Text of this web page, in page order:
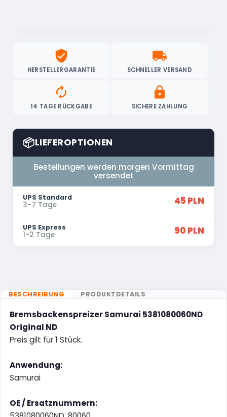
verified_user
HERSTELLERGARANTIE
local_shipping
SCHNELLER VERSAND
autorenew
14 TAGE RÜCKGABE
lock
SICHERE ZAHLUNG
📦LIEFEROPTIONEN
Bestellungen werden morgen Vormittag
versendet
UPS Standard
3-7 Tage 45 PLN
UPS Express
1-2 Tage 90 PLN
BESCHREIBUNG PRODUKTDETAILS
Bremsbackenspreizer Samurai 5381080060ND
Original ND
Preis gilt für 1 Stück.
Anwendung:
Samurai
OE / Ersatznummern: